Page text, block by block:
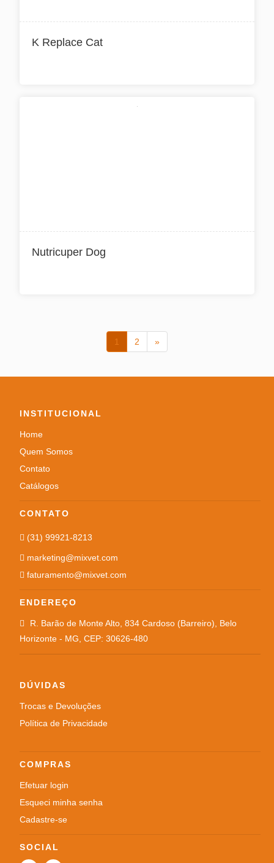
K Replace Cat
Nutricuper Dog
1 2 »
INSTITUCIONAL
Home
Quem Somos
Contato
Catálogos
CONTATO
(31) 99921-8213
marketing@mixvet.com
faturamento@mixvet.com
ENDEREÇO
R. Barão de Monte Alto, 834 Cardoso (Barreiro), Belo
Horizonte - MG, CEP: 30626-480
DÚVIDAS
Trocas e Devoluções
Política de Privacidade
COMPRAS
Efetuar login
Esqueci minha senha
Cadastre-se
SOCIAL